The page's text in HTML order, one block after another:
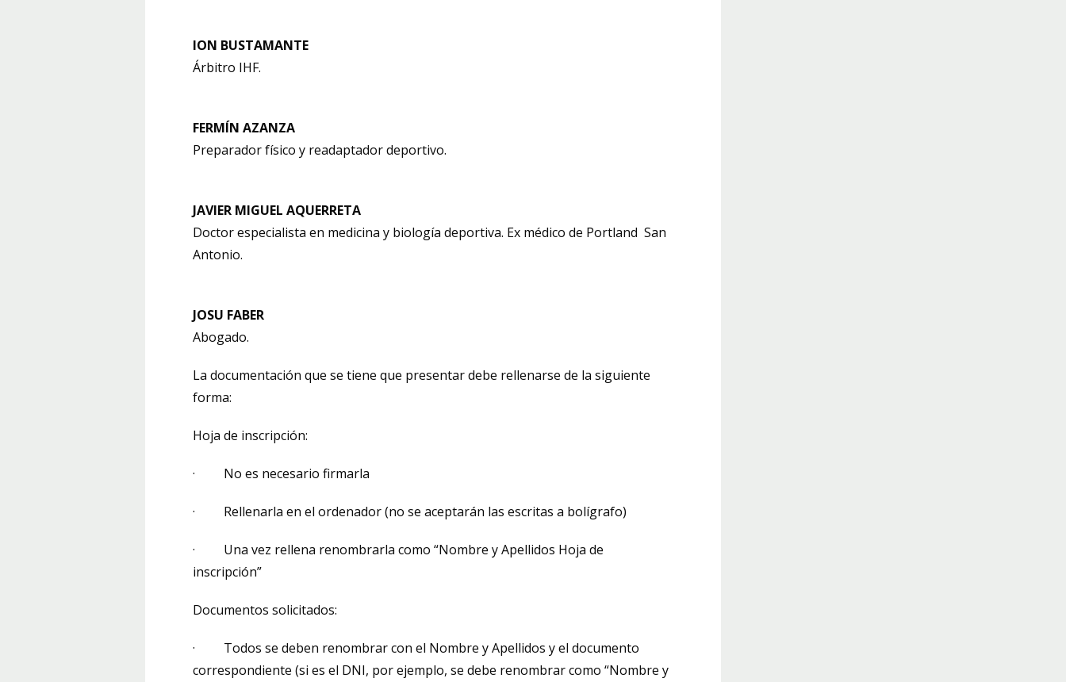
ION BUSTAMANTE
Árbitro IHF.
FERMÍN AZANZA
Preparador físico y readaptador deportivo.
JAVIER MIGUEL AQUERRETA
Doctor especialista en medicina y biología deportiva. Ex médico de Portland San
Antonio.
JOSU FABER
Abogado.
La documentación que se tiene que presentar debe rellenarse de la siguiente
forma:
Hoja de inscripción:
· No es necesario firmarla
· Rellenarla en el ordenador (no se aceptarán las escritas a bolígrafo)
· Una vez rellena renombrarla como “Nombre y Apellidos Hoja de
inscripción”
Documentos solicitados:
· Todos se deben renombrar con el Nombre y Apellidos y el documento
correspondiente (si es el DNI, por ejemplo, se debe renombrar como “Nombre y